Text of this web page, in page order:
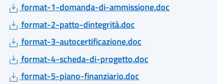
format-1-domanda-di-ammissione.doc
format-2-patto-dintegrità.doc
format-3-autocertificazione.doc
format-4-scheda-di-progetto.doc
format-5-piano-finanziario.doc